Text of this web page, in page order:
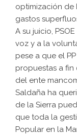
optimización de
gastos
A su juicio,
voz y a la
pese a que el
propuestas a
del ente
Saldaña ha
de la Sierra
que toda la
Popular en la